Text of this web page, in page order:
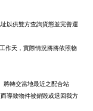
以供雙方查詢貨態並完善運
作天，實際情況將將依照物
將轉交當地最近之配合站
導致物件被銷毀或退回我方